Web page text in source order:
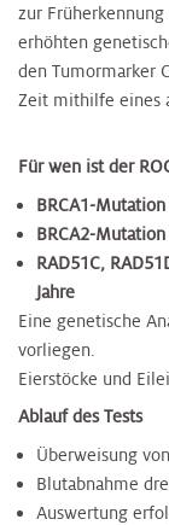
zur
erhöhten
den Tumormarker
Zeit mithilfe eines
Für wen ist der
BRCA1-Mutation
BRCA2-Mutation
RAD51C,
Jahre
Eine genetische
vorliegen.
Eierstöcke und
Ablauf des Tests
Überweisung
Blutabnahme
Auswertung